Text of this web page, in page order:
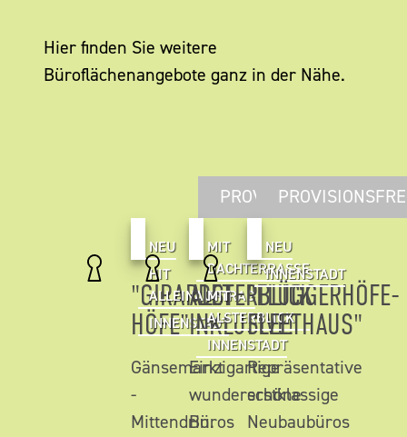
Hier finden Sie weitere
Büroflächenangebote ganz in der Nähe.
NEU
HIT
ALLEINAUFTRAG
INNENSTADT
"GIRARDET
HÖFE"
Gänsemarkt
-
Mittendrin.
PROVISIONSFREI
MIT
DACHTERRASSE
MIT
ALSTERBLICK
INNENSTADT
ALSTERBLICK
INKLUSIVE!
Einzigartige
wunderschöne
Büros
NEU
INNENSTADT
"FLÜGGERHÖFE-
FLEETHAUS"
Repräsentative
erstklassige
Neubaubüros